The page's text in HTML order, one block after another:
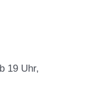
19 Uhr,